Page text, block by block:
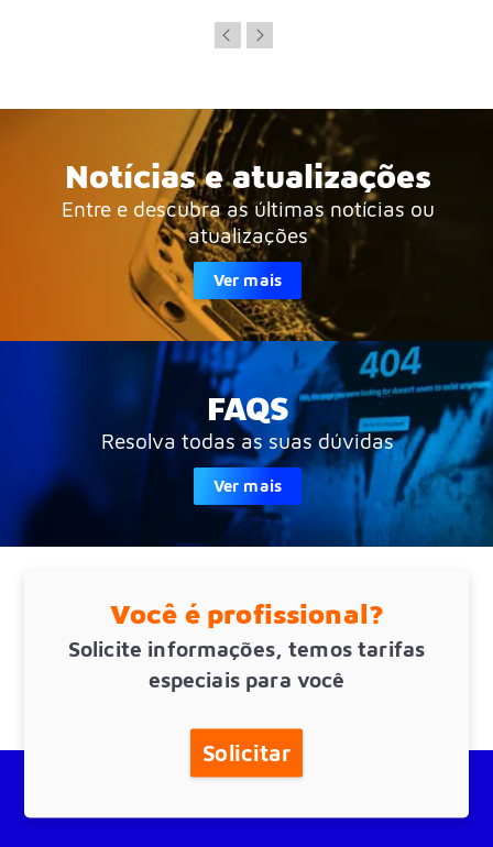
Notícias e atualizações
Entre e descubra as últimas notícias ou
atualizações
Ver mais
FAQS
Resolva todas as suas dúvidas
Ver mais
Você é profissional?
Solicite informações, temos tarifas
especiais para você
Solicitar